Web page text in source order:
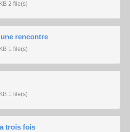
2 file(s)
rencontre
1 file(s)
1 file(s)
trois fois